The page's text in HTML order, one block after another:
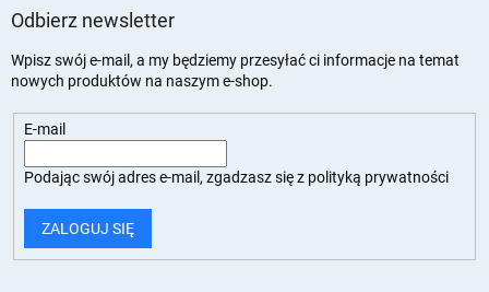
Odbierz newsletter
Wpisz swój e-mail, a my będziemy przesyłać ci informacje na temat
nowych produktów na naszym e-shop.
E-mail
Podając swój adres e-mail, zgadzasz się z polityką prywatności
ZALOGUJ SIĘ